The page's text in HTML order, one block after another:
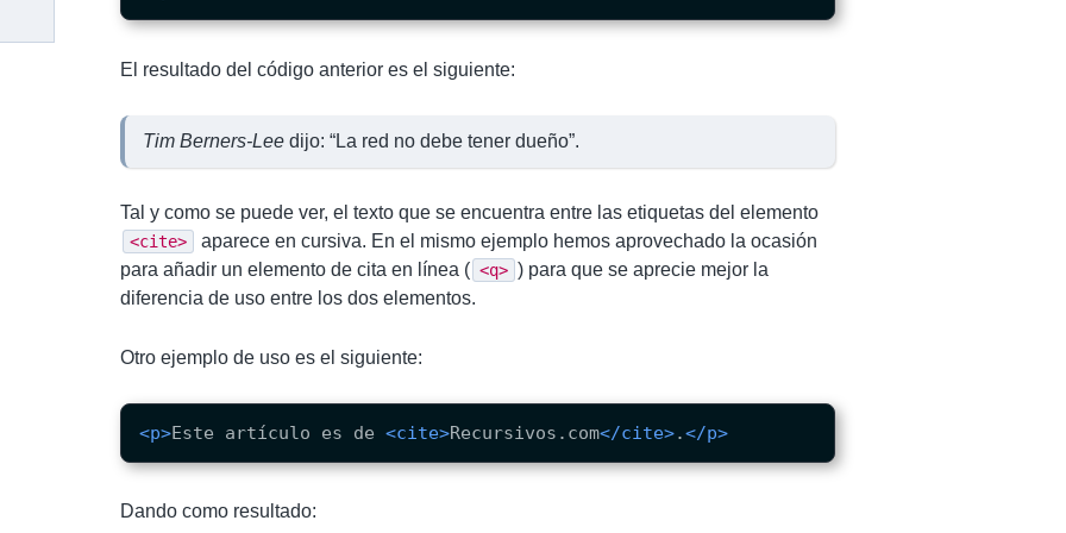
El resultado del código anterior es el siguiente:
Tim Berners-Lee dijo: La red no debe tener dueño .
Tal y como se puede ver, el texto que se encuentra entre las etiquetas del elemento
<cite>
aparece en cursiva. En el mismo ejemplo hemos aprovechado la ocasión
para añadir un elemento de cita en línea ( <q> ) para que se aprecie mejor la
diferencia de uso entre los dos elementos.
Otro ejemplo de uso es el siguiente:
<p>Este artículo es de <cite>Recursivos.com</cite>.</p>
Dando como resultado: